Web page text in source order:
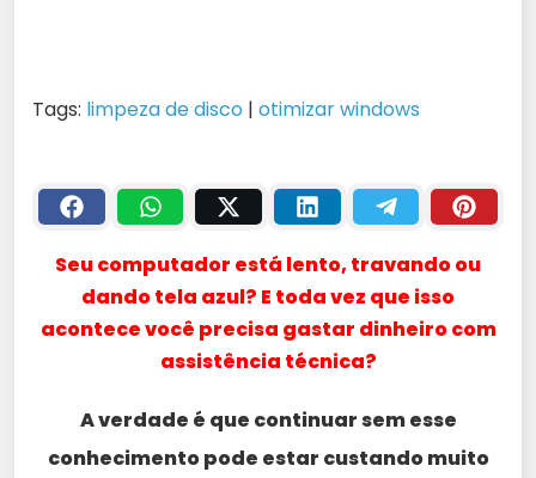
Tags: limpeza de disco | otimizar windows
Seu computador está lento, travando ou
dando tela azul? E toda vez que isso
acontece você precisa gastar dinheiro com
assistência técnica?
A verdade é que continuar sem esse
conhecimento pode estar custando muito